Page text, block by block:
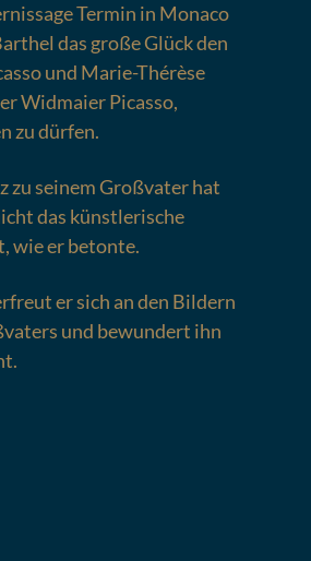
Termin in Monaco
das große Glück den
und Marie-Thérèse
Widmaier Picasso,
zu dürfen.
zu seinem Großvater hat
das künstlerische
wie er betonte.
er sich an den Bildern
und bewundert ihn